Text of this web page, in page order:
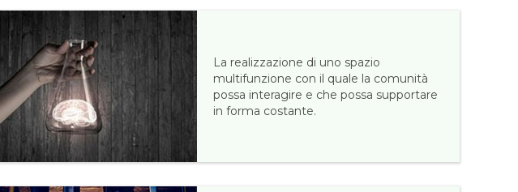
La realizzazione di uno spazio
multifunzione con il quale la comunità
possa interagire e che possa supportare
in forma costante.